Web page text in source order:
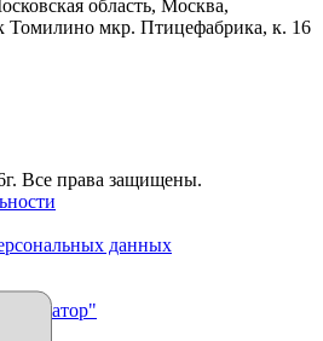
область, Москва,
Томилино мкр. Птицефабрика, к. 16
г. Все права защищены.
данных